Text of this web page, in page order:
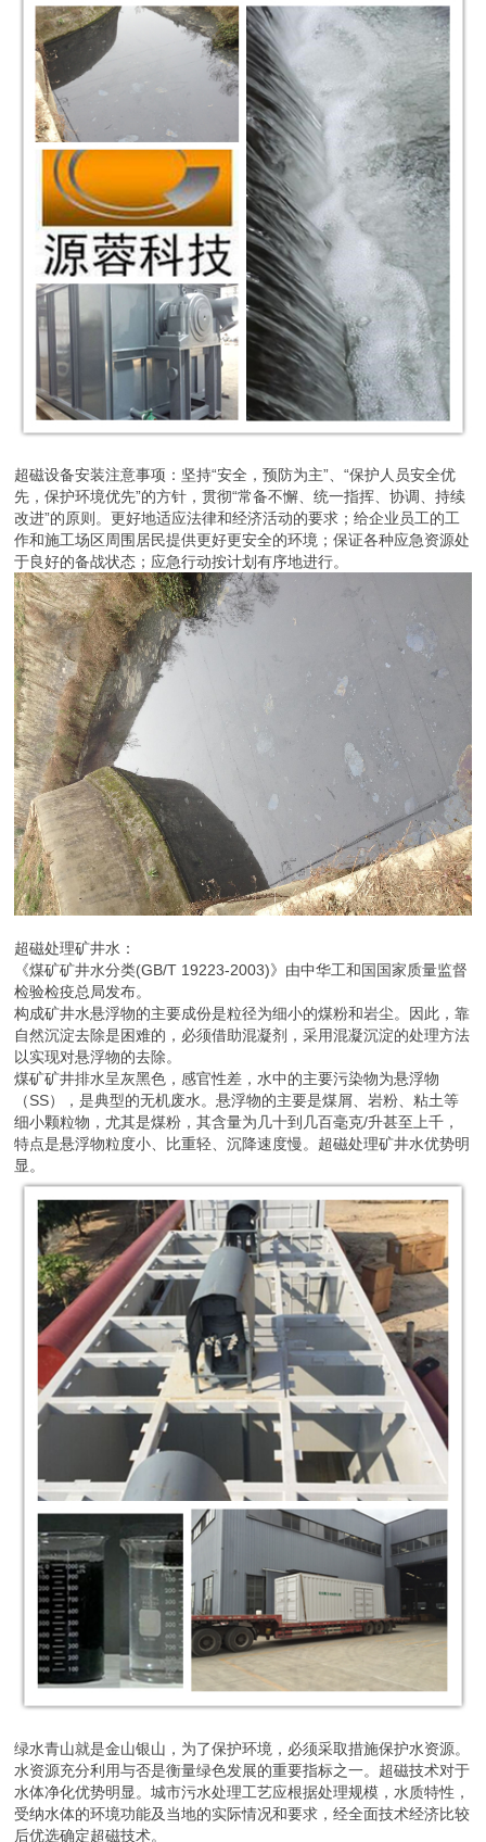
超磁设备安装注意事项：坚持“安全，预防为主”、“保护人员安全优
先，保护环境优先”的方针，贯彻“常备不懈、统一指挥、协调、持续
改进”的原则。更好地适应法律和经济活动的要求；给企业员工的工
作和施工场区周围居民提供更好更安全的环境；保证各种应急资源处
于良好的备战状态；应急行动按计划有序地进行。
超磁处理矿井水：
《煤矿矿井水分类(GB/T 19223-2003)》由中华工和国国家质量监督
检验检疫总局发布。
构成矿井水悬浮物的主要成份是粒径为细小的煤粉和岩尘。因此，靠
自然沉淀去除是困难的，必须借助混凝剂，采用混凝沉淀的处理方法
以实现对悬浮物的去除。
煤矿矿井排水呈灰黑色，感官性差，水中的主要污染物为悬浮物
（SS），是典型的无机废水。悬浮物的主要是煤屑、岩粉、粘土等
细小颗粒物，尤其是煤粉，其含量为几十到几百毫克/升甚至上千，
特点是悬浮物粒度小、比重轻、沉降速度慢。超磁处理矿井水优势明
显。
绿水青山就是金山银山，为了保护环境，必须采取措施保护水资源。
水资源充分利用与否是衡量绿色发展的重要指标之一。超磁技术对于
水体净化优势明显。城市污水处理工艺应根据处理规模，水质特性，
受纳水体的环境功能及当地的实际情况和要求，经全面技术经济比较
后优选确定超磁技术。